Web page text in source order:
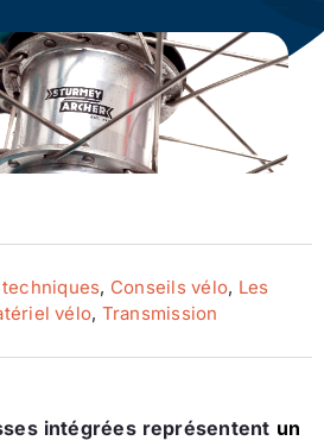
, Conseils vélo, Les
vélo, Transmission
intégrées représentent un